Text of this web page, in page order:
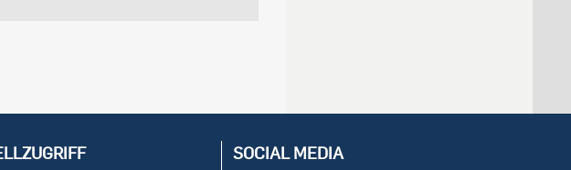
SOCIAL MEDIA